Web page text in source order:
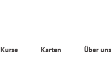
Kurse Karten Über uns